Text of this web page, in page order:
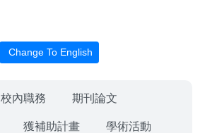
Change To English
校內職務 期刊論文
獲補助計畫 學術活動